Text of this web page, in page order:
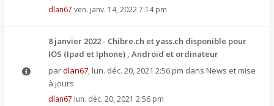
dlan67 ven. janv. 14, 2022 7:14 pm
8 janvier 2022 - Chibre.ch et yass.ch disponible pour
IOS (Ipad et Iphone) , Android et ordinateur
pardlan67, lun. déc. 20, 2021 2:56 pm dans News et mise
à jours
dlan67 lun. déc. 20, 2021 2:56 pm